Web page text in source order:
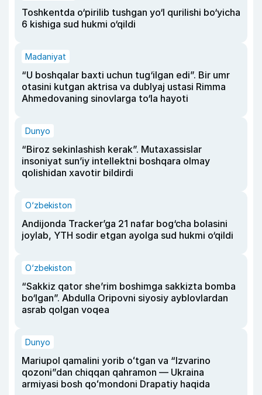
Toshkentda o‘pirilib tushgan yo‘l qurilishi bo‘yicha
6 kishiga sud hukmi o‘qildi
Madaniyat
“U boshqalar baxti uchun tug‘ilgan edi”. Bir umr
otasini kutgan aktrisa va dublyaj ustasi Rimma
Ahmedovaning sinovlarga to‘la hayoti
Dunyo
“Biroz sekinlashish kerak”. Mutaxassislar
insoniyat sun’iy intellektni boshqara olmay
qolishidan xavotir bildirdi
O‘zbekiston
Andijonda Tracker’ga 21 nafar bog‘cha bolasini
joylab, YTH sodir etgan ayolga sud hukmi o‘qildi
O‘zbekiston
“Sakkiz qator she’rim boshimga sakkizta bomba
bo‘lgan”. Abdulla Oripovni siyosiy ayblovlardan
asrab qolgan voqea
Dunyo
Mariupol qamalini yorib oʻtgan va “Izvarino
qozoni”dan chiqqan qahramon — Ukraina
armiyasi bosh qoʻmondoni Drapatiy haqida